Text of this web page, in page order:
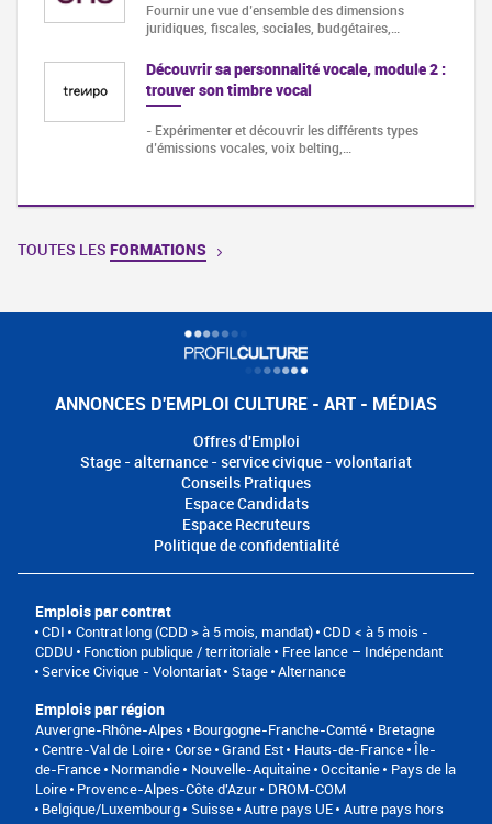
Fournir une vue d’ensemble des dimensions
juridiques, fiscales, sociales, budgétaires,…
Découvrir sa personnalité vocale, module 2 :
trouver son timbre vocal
- Expérimenter et découvrir les différents types
d’émissions vocales, voix belting,…
TOUTES LES FORMATIONS
ANNONCES D'EMPLOI CULTURE - ART - MÉDIAS
Offres d'Emploi
Stage - alternance - service civique - volontariat
Conseils Pratiques
Espace Candidats
Espace Recruteurs
Politique de confidentialité
Emplois par contrat
CDI Contrat long (CDD > à 5 mois, mandat) CDD < à 5 mois -
CDDU
Fonction publique / territoriale
Free lance – Indépendant
Service Civique - Volontariat
Stage Alternance
Emplois par région
Auvergne-Rhône-Alpes Bourgogne-Franche-Comté
Bretagne
Centre-Val de Loire Corse Grand Est Hauts-de-France Île-
de-France Normandie Nouvelle-Aquitaine Occitanie
Pays de la
Loire Provence-Alpes-Côte d'Azur
DROM-COM
Belgique/Luxembourg
Suisse Autre pays UE Autre pays hors